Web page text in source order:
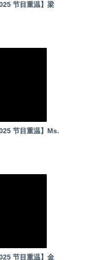
节目重温】梁
节目重温】Ms.
节目重温】金